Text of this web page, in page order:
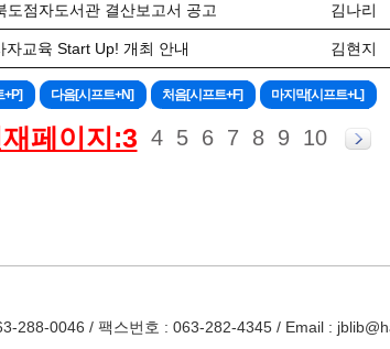
도점자도서관 결산보고서 공고 김나리
교육 Start Up! 개최 안내 김현지
페이지:3 4 5 6 7 8 9 10
288-0046 / 팩스번호 : 063-282-4345 / Email :